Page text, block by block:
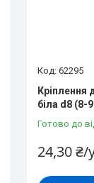
62295
Кріплення
біла d8 (8-
Готово до
24,30 ₴/